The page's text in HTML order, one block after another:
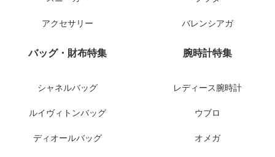
アクセサリー バレンシアガ
バッグ・財布特集
シャネルバッグ
ルイヴィトンバッグ
ディオールバッグ
腕時計特集
レディース腕時計
ウブロ
オメガ